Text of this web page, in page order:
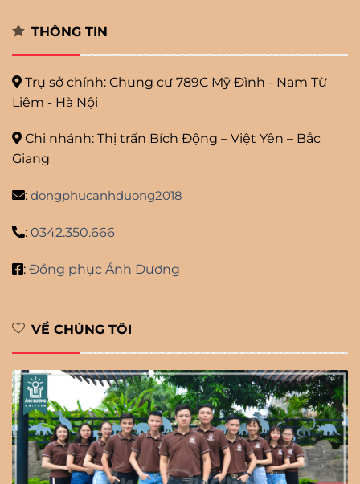
THÔNG TIN
Trụ sở chính: Chung cư 789C Mỹ Đình - Nam Từ
Liêm - Hà Nội
Chi nhánh: Thị trấn Bích Động – Việt Yên – Bắc
Giang
: dongphucanhduong2018
: 0342.350.666
: Đồng phục Ánh Dương
VỀ CHÚNG TÔI